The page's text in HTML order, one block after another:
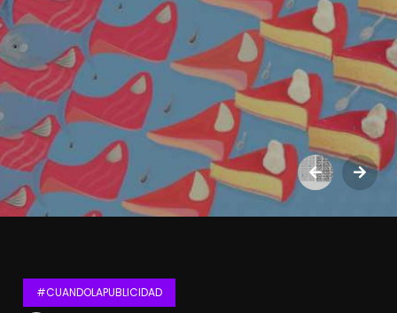
#CUANDOLAPUBLICIDAD